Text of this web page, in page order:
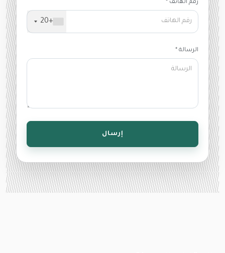
رقم الهاتف *
+20
الرسالة *
إرسال